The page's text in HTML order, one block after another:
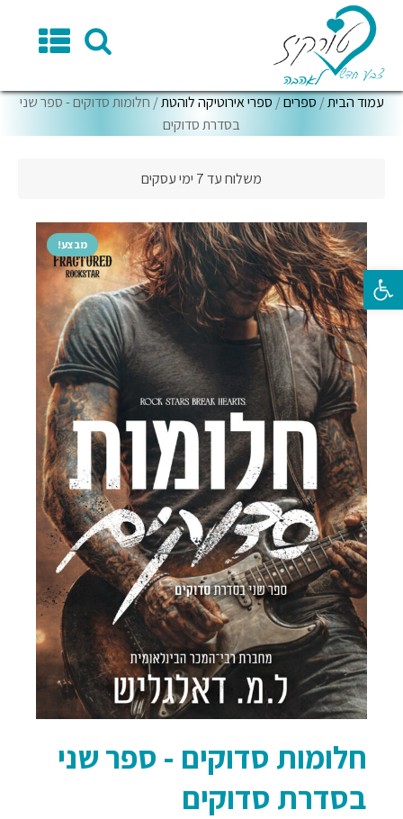
פתח סרגל נגישות
עמוד הבית/ ספרים/ ספרי אירוטיקה לוהטת/ חלומות סדוקים - ספר שני
בסדרת סדוקים
משלוח עד 7 ימי עסקים
מבצע!
חלומות סדוקים - ספר שני
בסדרת סדוקים